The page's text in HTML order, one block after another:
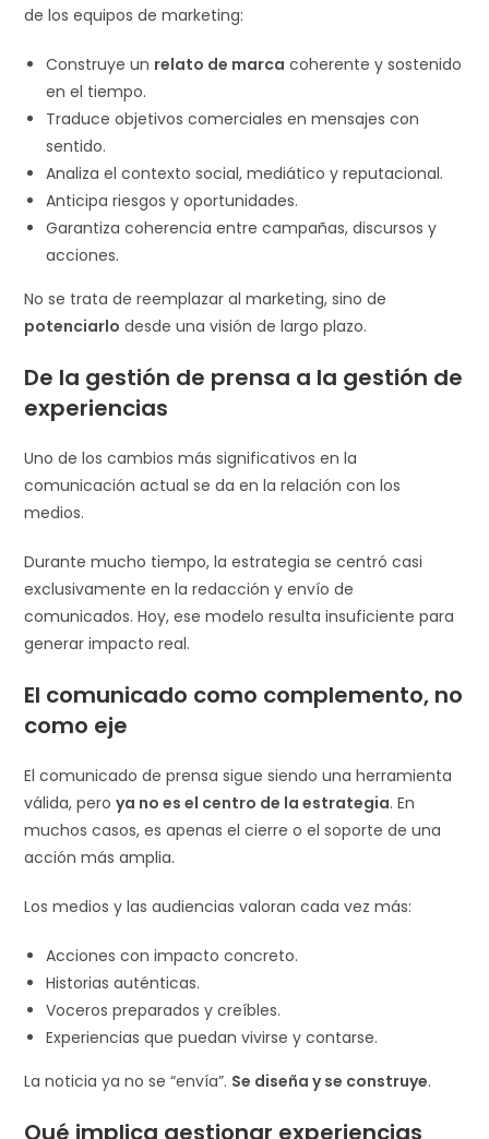
de los equipos de marketing:
Construye un relato de marca coherente y sostenido
en el tiempo.
Traduce objetivos comerciales en mensajes con
sentido.
Analiza el contexto social, mediático y reputacional.
Anticipa riesgos y oportunidades.
Garantiza coherencia entre campañas, discursos y
acciones.
No se trata de reemplazar al marketing, sino de
potenciarlo desde una visión de largo plazo.
De la gestión de prensa a la gestión de
experiencias
Uno de los cambios más significativos en la
comunicación actual se da en la relación con los
medios.
Durante mucho tiempo, la estrategia se centró casi
exclusivamente en la redacción y envío de
comunicados. Hoy, ese modelo resulta insuficiente para
generar impacto real.
El comunicado como complemento, no
como eje
El comunicado de prensa sigue siendo una herramienta
válida, peroya no es el centro de la estrategia. En
muchos casos, es apenas el cierre o el soporte de una
acción más amplia.
Los medios y las audiencias valoran cada vez más:
Acciones con impacto concreto.
Historias auténticas.
Voceros preparados y creíbles.
Experiencias que puedan vivirse y contarse.
La noticia ya no se “envía”. Se diseña y se construye.
Qué implica gestionar experiencias